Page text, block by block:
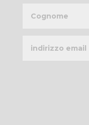
email